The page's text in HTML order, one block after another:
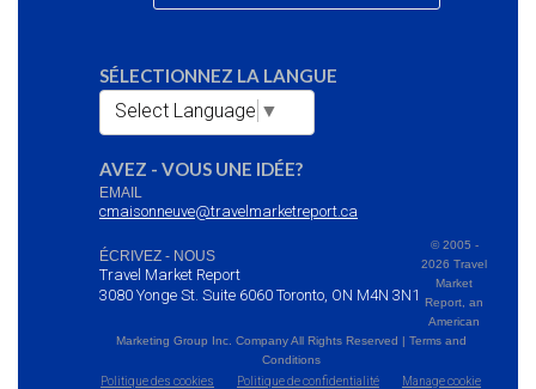
SÉLECTIONNEZ LA LANGUE
Select Language ▼
AVEZ - VOUS UNE IDÉE?
EMAIL
cmaisonneuve@travelmarketreport.ca
ÉCRIVEZ - NOUS
Travel Market Report
3080 Yonge St. Suite 6060 Toronto, ON M4N 3N1
© 2005 -
2026 Travel
Market
Report, an
American
Marketing Group Inc. Company All Rights Reserved | Terms and
Conditions
Politique des cookies
Politique de confidentialité Manage cookie